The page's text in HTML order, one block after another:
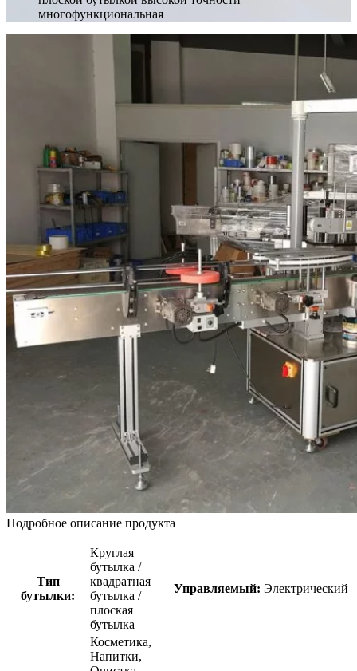
многофункциональная
Подробное описание продукта
Тип
бутылки:
Круглая
бутылка /
квадратная
бутылка /
плоская
бутылка
Управляемый: Электрический
Косметика,
Напитки,